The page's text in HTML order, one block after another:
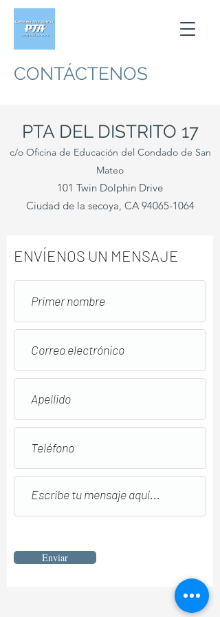
CONTÁCTENOS
PTA DEL DISTRITO 17
c/o Oficina de Educación del Condado de San
Mateo
101 Twin Dolphin Drive
Ciudad de la secoya, CA 94065-1064
ENVÍENOS UN MENSAJE
Enviar